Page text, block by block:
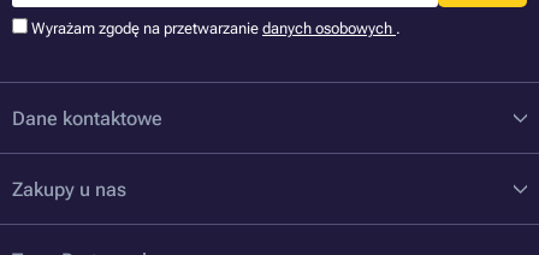
Wyrażam zgodę na przetwarzanie danych osobowych .
Dane kontaktowe
Zakupy u nas